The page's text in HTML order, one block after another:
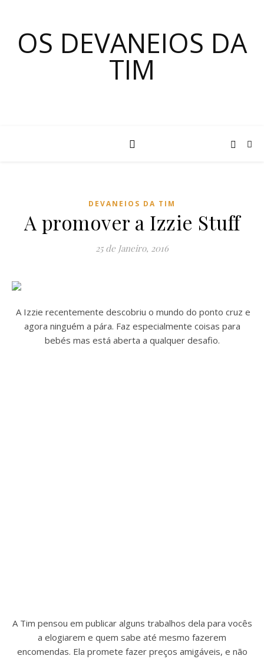
OS DEVANEIOS DA
TIM
DEVANEIOS DA TIM
A promover a Izzie Stuff
25 de Janeiro, 2016
A Izzie recentemente descobriu o mundo do ponto cruz e
agora ninguém a pára. Faz especialmente coisas para
bebés mas está aberta a qualquer desafio.
A Tim pensou em publicar alguns trabalhos dela para vocês
a elogiarem e quem sabe até mesmo fazerem
encomendas. Ela promete fazer preços amigáveis, e não